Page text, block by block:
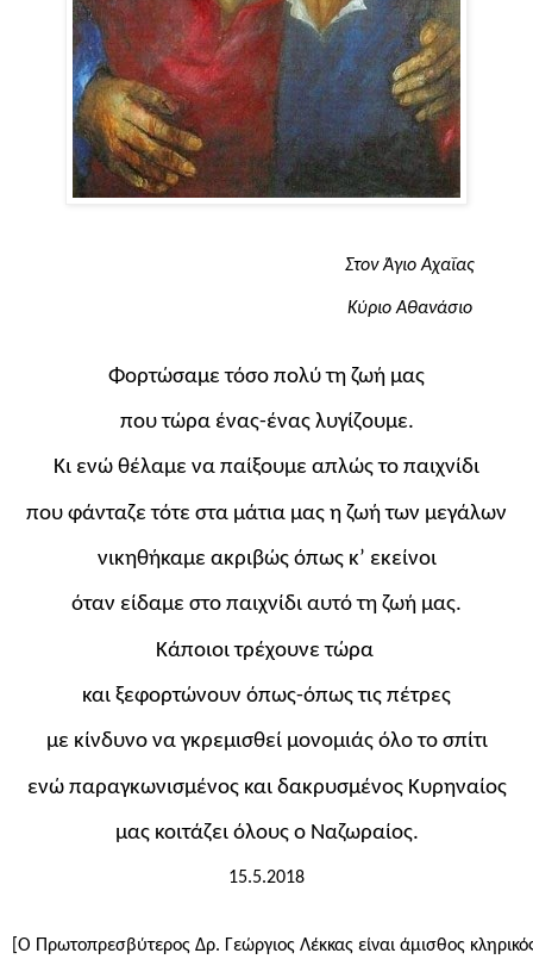
Στον Άγιο Αχαΐας
Κύριο Αθανάσιο
Φορτώσαμε τόσο πολύ τη ζωή μας
που τώρα ένας-ένας λυγίζουμε.
Κι ενώ θέλαμε να παίξουμε απλώς το παιχνίδι
που φάνταζε τότε στα μάτια μας η ζωή των μεγάλων
νικηθήκαμε ακριβώς όπως κ’ εκείνοι
όταν είδαμε στο παιχνίδι αυτό τη ζωή μας.
Κάποιοι τρέχουνε τώρα
και ξεφορτώνουν όπως-όπως τις πέτρες
με κίνδυνο να γκρεμισθεί μονομιάς όλο το σπίτι
ενώ παραγκωνισμένος και δακρυσμένος Κυρηναίος
μας κοιτάζει όλους ο Ναζωραίος.
15.5.2018
[Ο Πρωτοπρεσβύτερος Δρ. Γεώργιος Λέκκας είναι άμισθος